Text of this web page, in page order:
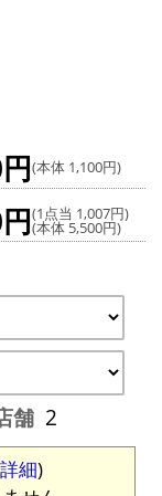
(本体 1,100円)
(1点当 1,007円)
(本体 5,500円)
舗 2
詳細)